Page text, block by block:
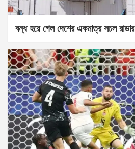
বন্ধ হয়ে গেল দেশের একমাত্র সচল রাডার